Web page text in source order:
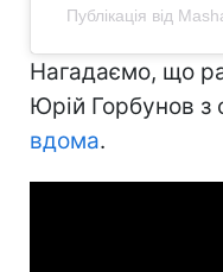
Публікація від
Нагадаємо, що
Юрій Горбунов з
вдома.